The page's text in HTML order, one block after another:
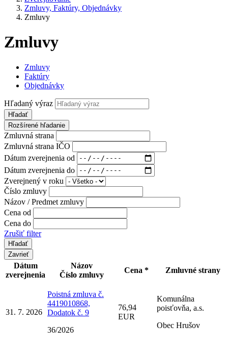
Zmluvy, Faktúry, Objednávky
Zmluvy
Zmluvy
Zmluvy
Faktúry
Objednávky
Hľadaný výraz
Hľadať
Rozšírené hľadanie
Zmluvná strana
Zmluvná strana IČO
Dátum zverejnenia od
Dátum zverejnenia do
Zverejnený v roku
Číslo zmluvy
Názov / Predmet zmluvy
Cena od
Cena do
Zrušiť filter
Zavrieť
Dátum
zverejnenia
Názov
Číslo zmluvy
Cena * Zmluvné strany
31. 7. 2026
Poistná zmluva č.
4419010868,
Dodatok č. 9
36/2026
76,94
EUR
Komunálna
poisťovňa, a.s.
Obec Hrušov